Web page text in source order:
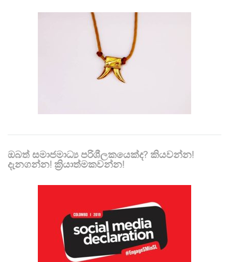
ඔබත් සමාජමාධ්‍ය පරිශීලකයෙක්ද? කියවන්න!
දැනගන්න! ක්‍රියාත්මකවන්න!